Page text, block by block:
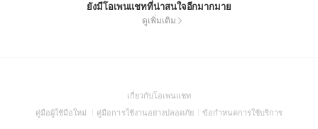
ยังมีโอเพนแชทที่น่าสนใจอีกมากมาย
ดูเพิ่มเติม
เกี่ยวกับโอเพนแชท(Open
in
คู่มือผู้ใช้มือใหม่
(Open
คู่มือการใช้งานอย่างปลอดภัย(Open
ข้อกำหนดการใช้บริการ(Open